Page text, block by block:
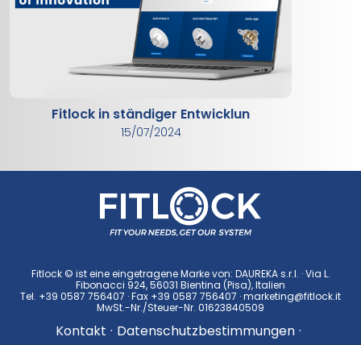
Fitlock in ständiger Entwicklun
15/07/2024
Fitlock © ist eine eingetragene Marke von: DAUREKA s.r.l. · Via L.
Fibonacci 924, 56031 Bientina (Pisa), Italien
Tel. +39 0587 756407 · Fax +39 0587 756407 ·marketing@fitlock.it
MwSt.-Nr./Steuer-Nr. 01623840509
Kontakt · Datenschutzbestimmungen ·